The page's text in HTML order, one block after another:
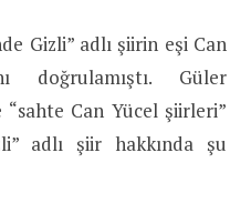
Gizli” adlı şiirin eşi Can
doğrulamıştı. Güler
Can Yücel şiirleri”
adlı şiir hakkında şu